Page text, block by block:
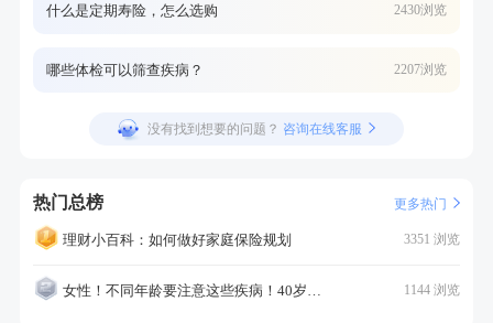
什么是定期寿险，怎么选购 2430浏览
哪些体检可以筛查疾病？ 2207浏览
没有找到想要的问题？ 咨询在线客服
热门总榜 更多热门
理财小百科：如何做好家庭保险规划 3351 浏览
女性！不同年龄要注意这些疾病！40岁的这个疾病最需要注意！ 1144 浏览